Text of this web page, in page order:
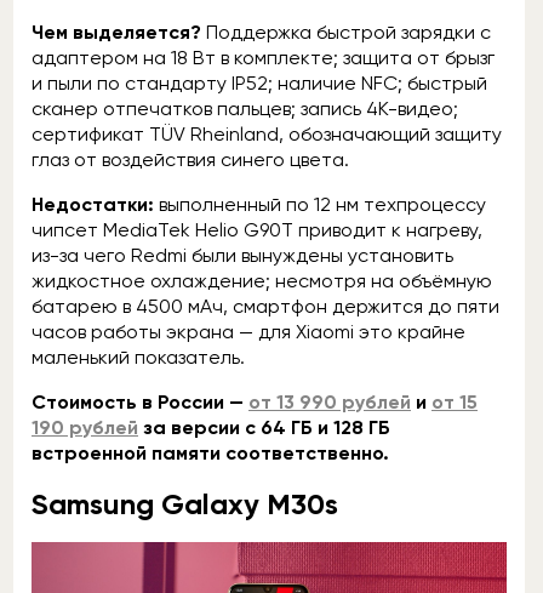
Чем выделяется? Поддержка быстрой зарядки с
адаптером на 18 Вт в комплекте; защита от брызг
и пыли по стандарту IP52; наличие NFC; быстрый
сканер отпечатков пальцев; запись 4К-видео;
сертификат TÜV Rheinland, обозначающий защиту
глаз от воздействия синего цвета.
Недостатки: выполненный по 12 нм техпроцессу
чипсет MediaTek Helio G90T приводит к нагреву,
из-за чего Redmi были вынуждены установить
жидкостное охлаждение; несмотря на объёмную
батарею в 4500 мАч, смартфон держится до пяти
часов работы экрана — для Xiaomi это крайне
маленький показатель.
Стоимость в России — от 13 990 рублей и от 15
190 рублей за версии с 64 ГБ и 128 ГБ
встроенной памяти соответственно.
Samsung Galaxy M30s